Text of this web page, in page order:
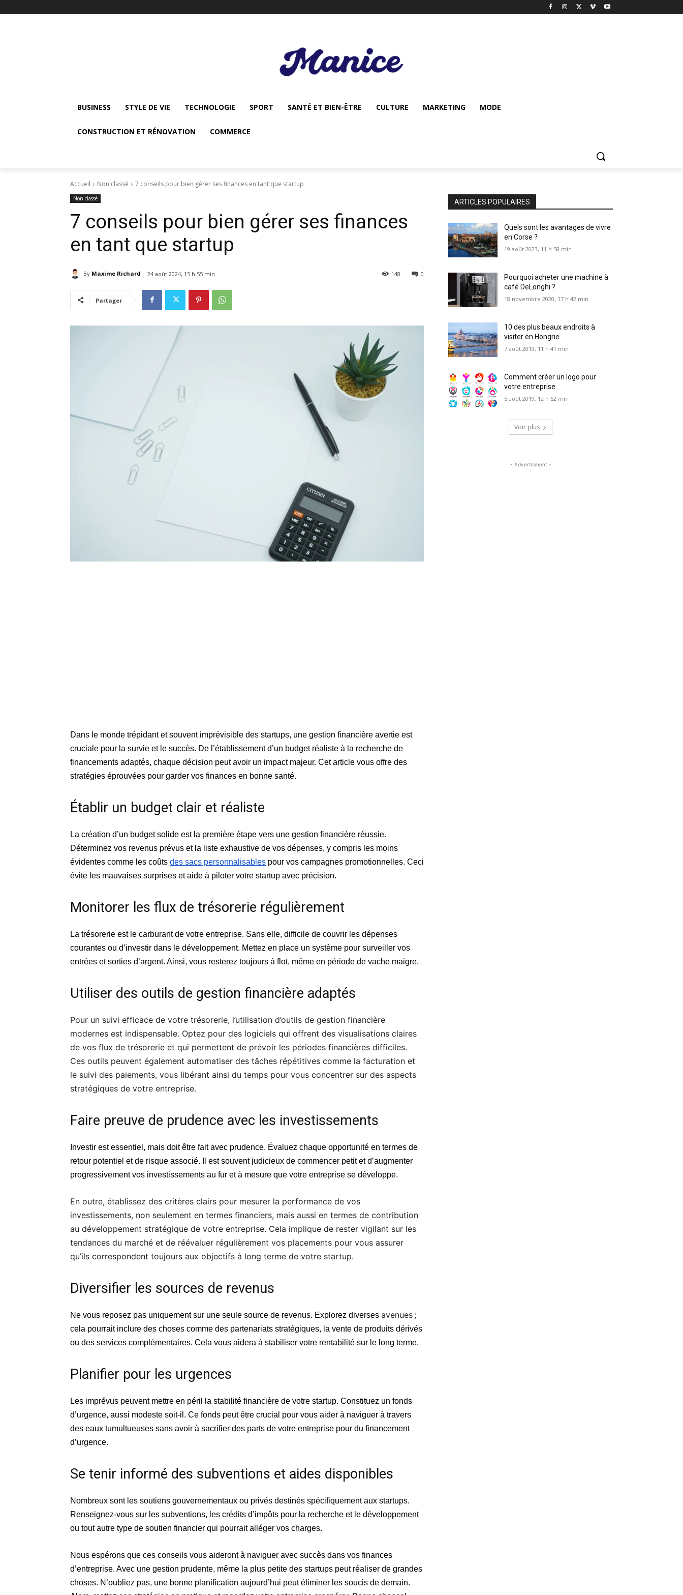
BUSINESS STYLE DE VIE TECHNOLOGIE SPORT SANTÉ ET BIEN-ÊTRE CULTURE MARKETING MODE
CONSTRUCTION ET RÉNOVATION COMMERCE
Accueil Non classé 7 conseils pour bien gérer ses finances en tant que startup
Non classé
7 conseils pour bien gérer ses finances
en tant que startup
By Maxime Richard 24 août 2024, 15 h 55 min 0
148
Partager
Dans le monde trépidant et souvent imprévisible des startups, une gestion financière avertie est
cruciale pour la survie et le succès. De l’établissement d’un budget réaliste à la recherche de
financements adaptés, chaque décision peut avoir un impact majeur. Cet article vous offre des
stratégies éprouvées pour garder vos finances en bonne santé.
Établir un budget clair et réaliste
La création d’un budget solide est la première étape vers une gestion financière réussie.
Déterminez vos revenus prévus et la liste exhaustive de vos dépenses, y compris les moins
évidentes comme les coûts des sacs personnalisables pour vos campagnes promotionnelles. Ceci
évite les mauvaises surprises et aide à piloter votre startup avec précision.
Monitorer les flux de trésorerie régulièrement
La trésorerie est le carburant de votre entreprise. Sans elle, difficile de couvrir les dépenses
courantes ou d’investir dans le développement. Mettez en place un système pour surveiller vos
entrées et sorties d’argent. Ainsi, vous resterez toujours à flot, même en période de vache maigre.
Utiliser des outils de gestion financière adaptés
Pour un suivi efficace de votre trésorerie, l’utilisation d’outils de gestion financière
modernes est indispensable. Optez pour des logiciels qui offrent des visualisations claires
de vos flux de trésorerie et qui permettent de prévoir les périodes financières difficiles.
Ces outils peuvent également automatiser des tâches répétitives comme la facturation et
le suivi des paiements, vous libérant ainsi du temps pour vous concentrer sur des aspects
stratégiques de votre entreprise.
Faire preuve de prudence avec les investissements
Investir est essentiel, mais doit être fait avec prudence. Évaluez chaque opportunité en termes de
retour potentiel et de risque associé. Il est souvent judicieux de commencer petit et d’augmenter
progressivement vos investissements au fur et à mesure que votre entreprise se développe.
En outre, établissez des critères clairs pour mesurer la performance de vos
investissements, non seulement en termes financiers, mais aussi en termes de contribution
au développement stratégique de votre entreprise. Cela implique de rester vigilant sur les
tendances du marché et de réévaluer régulièrement vos placements pour vous assurer
qu’ils correspondent toujours aux objectifs à long terme de votre startup.
Diversifier les sources de revenus
Ne vous reposez pas uniquement sur une seule source de revenus. Explorez diverses avenues ;
cela pourrait inclure des choses comme des partenariats stratégiques, la vente de produits dérivés
ou des services complémentaires. Cela vous aidera à stabiliser votre rentabilité sur le long terme.
Planifier pour les urgences
Les imprévus peuvent mettre en péril la stabilité financière de votre startup. Constituez un fonds
d’urgence, aussi modeste soit-il. Ce fonds peut être crucial pour vous aider à naviguer à travers
des eaux tumultueuses sans avoir à sacrifier des parts de votre entreprise pour du financement
d’urgence.
Se tenir informé des subventions et aides disponibles
Nombreux sont les soutiens gouvernementaux ou privés destinés spécifiquement aux startups.
Renseignez-vous sur les subventions, les crédits d’impôts pour la recherche et le développement
ou tout autre type de soutien financier qui pourrait alléger vos charges.
Nous espérons que ces conseils vous aideront à naviguer avec succès dans vos finances
d’entreprise. Avec une gestion prudente, même la plus petite des startups peut réaliser de grandes
choses. N’oubliez pas, une bonne planification aujourd’hui peut éliminer les soucis de demain.
ARTICLES POPULAIRES
Quels sont les avantages de vivre
en Corse ?
19 août 2023, 11 h 58 min
Pourquoi acheter une machine à
café DeLonghi ?
18 novembre 2020, 17 h 42 min
10 des plus beaux endroits à
visiter en Hongrie
7 août 2019, 11 h 41 min
Comment créer un logo pour
votre entreprise
5 août 2019, 12 h 52 min
Voir plus
- Advertisment -